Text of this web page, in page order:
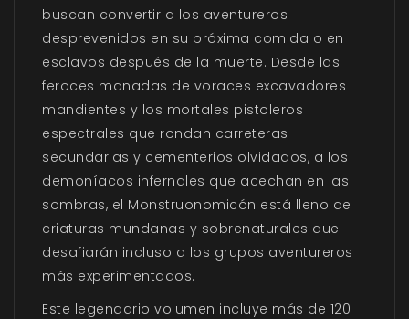
buscan convertir a los aventureros
desprevenidos en su próxima comida o en
esclavos después de la muerte. Desde las
feroces manadas de voraces excavadores
mandientes y los mortales pistoleros
espectrales que rondan carreteras
secundarias y cementerios olvidados, a los
demoníacos infernales que acechan en las
sombras, el Monstruonomicón está lleno de
criaturas mundanas y sobrenaturales que
desafiarán incluso a los grupos aventureros
más experimentados.
Este legendario volumen incluye más de 120